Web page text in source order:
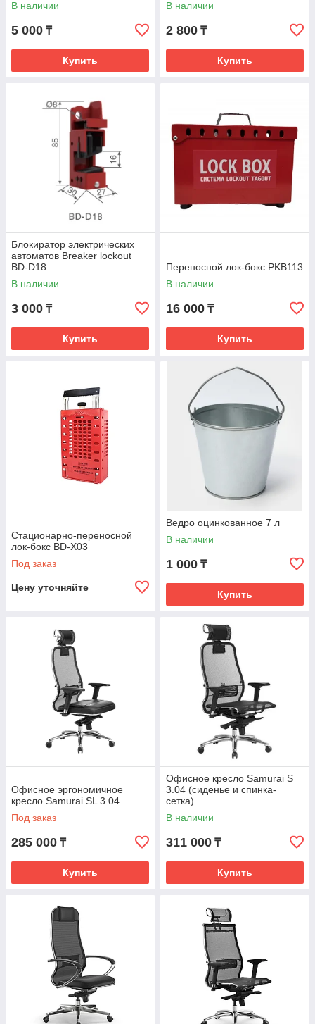
В наличии
5 000 ₸
Купить
В наличии
2 800 ₸
Купить
Блокиратор электрических
автоматов Breaker lockout
BD-D18
В наличии
3 000 ₸
Купить
Переносной лок-бокс PKB113
В наличии
16 000 ₸
Купить
Стационарно-переносной
лок-бокс BD-X03
Под заказ
Цену уточняйте
Ведро оцинкованное 7 л
В наличии
1 000 ₸
Купить
Офисное эргономичное
кресло Samurai SL 3.04
Под заказ
285 000 ₸
Купить
Офисное кресло Samurai S
3.04 (сиденье и спинка-
сетка)
В наличии
311 000 ₸
Купить